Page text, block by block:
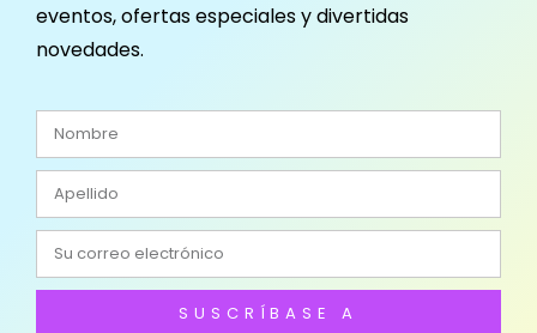
eventos, ofertas especiales y divertidas
novedades.
SUSCRÍBASE A